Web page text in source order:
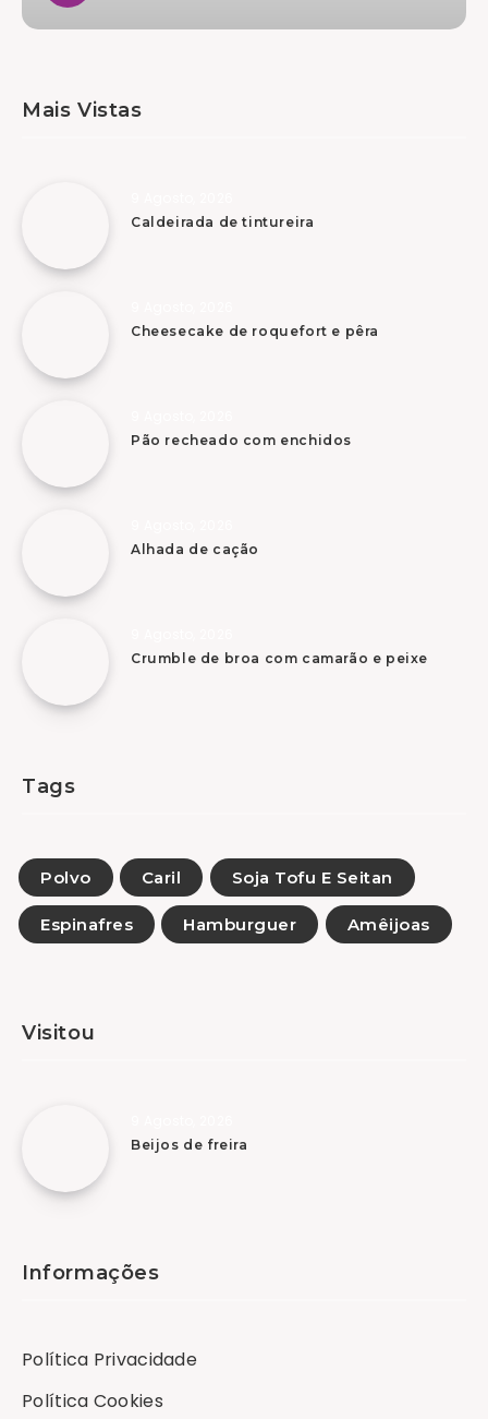
Mais Vistas
Caldeirada de tintureira
Cheesecake de roquefort e pêra
Pão recheado com enchidos
Alhada de cação
Crumble de broa com camarão e peixe
Tags
Polvo Caril Soja Tofu E Seitan
Espinafres Hamburguer Amêijoas
Visitou
Beijos de freira
Informações
Política Privacidade
Política Cookies